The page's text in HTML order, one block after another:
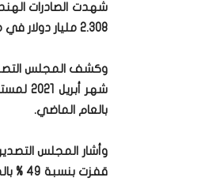
2.308 مليار دولار في مقابل 1.888 مليار دولار في نفس الفترة من 2019/2020.
وكشف المجلس
بالعام الماضي.